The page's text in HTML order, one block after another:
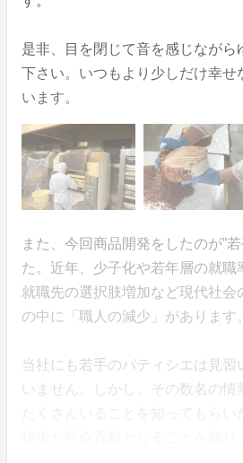
是非、目を閉じて音を感じながら
下さい。いつもより少しだけ幸せ
います。
また、今回商品開発をしたのが”
た。近年、少子化や若年層の就職
就職先の選択肢増加など現代社会
の中に「職人の減少」があります。
当社にも若手のパティシエは見習
いません。しかし、その数名の情